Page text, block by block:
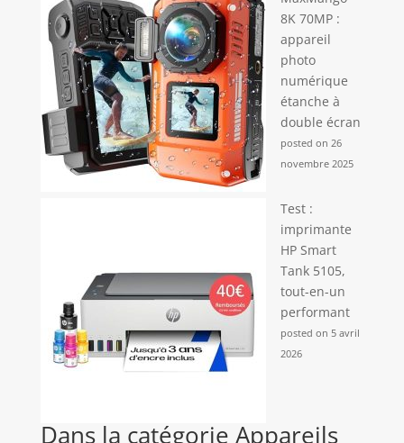
8K 70MP :
appareil
photo
numérique
étanche à
double écran
posted on 26
novembre 2025
Test :
imprimante
HP Smart
Tank 5105,
tout-en-un
performant
posted on 5 avril
2026
Dans la catégorie Appareils